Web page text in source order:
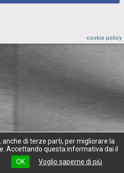
di terze parti, per migliorare la
Accettando questa informativa dai il
OK Voglio saperne di più
cookie policy